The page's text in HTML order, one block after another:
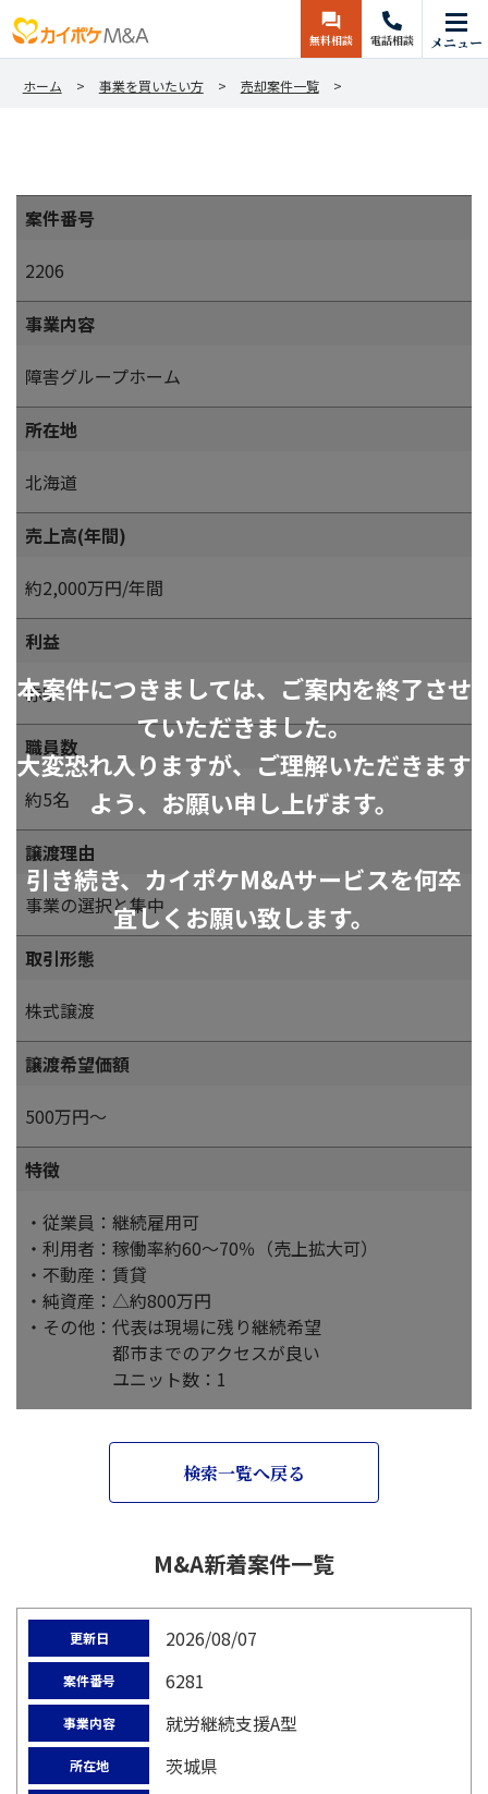
無料相談 電話相談 メニュー
ホーム 事業を買いたい方 売却案件一覧
本案件につきましては、ご案内を終了させ
ていただきました。
大変恐れ入りますが、ご理解いただきます
よう、お願い申し上げます。
引き続き、カイポケM&Aサービスを何卒
宜しくお願い致します。
案件番号
2206
事業内容
障害グループホーム
所在地
北海道
売上高(年間)
約2,000万円/年間
利益
赤字
職員数
約5名
譲渡理由
事業の選択と集中
取引形態
株式譲渡
譲渡希望価額
500万円～
特徴
・従業員：継続雇用可
・利用者：稼働率約60～70％（売上拡大可）
・不動産：賃貸
・純資産：△約800万円
・その他：代表は現場に残り継続希望
都市までのアクセスが良い
ユニット数：1
検索一覧へ戻る
M&A新着案件一覧
更新日 2026/08/07
案件番号 6281
事業内容 就労継続支援A型
所在地 茨城県